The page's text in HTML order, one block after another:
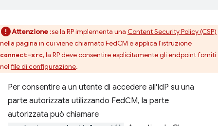
Attenzione :se la RP implementa una Content Security Policy (CSP)
nella pagina in cui viene chiamato FedCM e applica l'istruzione
connect-src, la RP deve consentire esplicitamente gli endpoint forniti
nel file di configurazione.
Per consentire a un utente di accedere all'IdP su una
parte autorizzata utilizzando FedCM, la parte
autorizzata può chiamare